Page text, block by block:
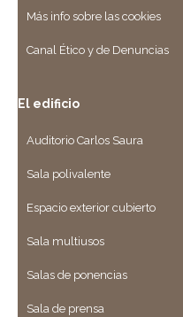
Más info sobre las cookies
Canal Ético y de Denuncias
El edificio
Auditorio Carlos Saura
Sala polivalente
Espacio exterior cubierto
Sala multiusos
Salas de ponencias
Sala de prensa